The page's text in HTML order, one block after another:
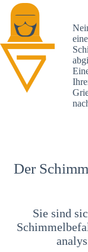
Der
Sie sind